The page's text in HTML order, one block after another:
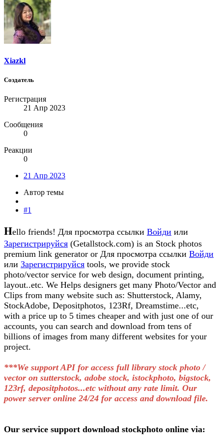
Xiazkl
Создатель
Регистрация
21 Апр 2023
Сообщения
0
Реакции
0
21 Апр 2023
Автор темы
#1
Hello friends! Для просмотра ссылки Войди или
Зарегистрируйся (Getallstock.com) is an Stock photos
premium link generator or Для просмотра ссылки Войди
или Зарегистрируйся tools, we provide stock
photo/vector service for web design, document printing,
layout..etc. We Helps designers get many Photo/Vector and
Clips from many website such as: Shutterstock, Alamy,
StockAdobe, Depositphotos, 123Rf, Dreamstime...etc,
with a price up to 5 times cheaper and with just one of our
accounts, you can search and download from tens of
billions of images from many different websites for your
project.
***We support API for access full library stock photo /
vector on sutterstock, adobe stock, istockphoto, bigstock,
123rf, depositphotos...etc without any rate limit. Our
power server online 24/24 for access and download file.
Our service support download stockphoto online via: